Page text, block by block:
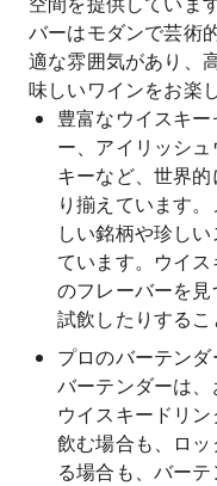
バーはモダンで芸術
適な雰囲気があり、
味しいワインをお楽
豊富なウイスキ
ー、アイリッシ
キーなど、世界
り揃えています
しい銘柄や珍し
ています。ウイ
のフレーバーを
試飲したりするこ
プロのバーテン
バーテンダーは
ウイスキードリ
飲む場合も、ロ
る場合も、バー